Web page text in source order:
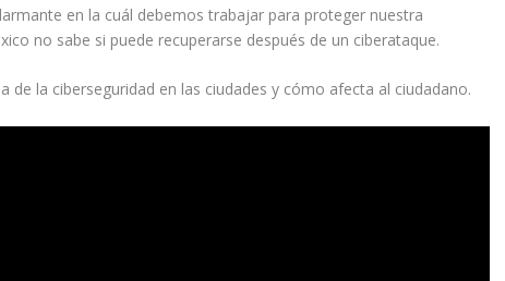
en la cuál debemos trabajar para proteger nuestra
no sabe si puede recuperarse después de un ciberataque.
de la ciberseguridad en las ciudades y cómo afecta al ciudadano.